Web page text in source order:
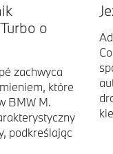
o
zachwyca
które
BMW M.
podkreślając